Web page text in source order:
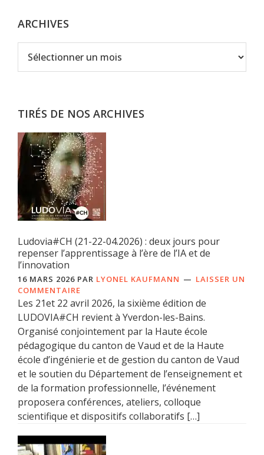
ARCHIVES
TIRÉS DE NOS ARCHIVES
Ludovia#CH (21-22-04.2026) : deux jours pour
repenser l’apprentissage à l’ère de l’IA et de
l’innovation
16 MARS 2026 PAR LYONEL KAUFMANN
LAISSER UN
COMMENTAIRE
Les 21et 22 avril 2026, la sixième édition de
LUDOVIA#CH revient à Yverdon-les-Bains.
Organisé conjointement par la Haute école
pédagogique du canton de Vaud et de la Haute
école d’ingénierie et de gestion du canton de Vaud
et le soutien du Département de l’enseignement et
de la formation professionnelle, l’événement
proposera conférences, ateliers, colloque
scientifique et dispositifs collaboratifs […]